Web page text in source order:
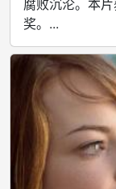
奖。...